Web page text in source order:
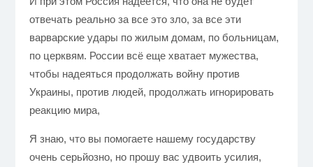
отвечать реально за все это зло, за все эти
варварские удары по жилым домам, по больницам,
по церквям. России всё еще хватает мужества,
чтобы надеяться продолжать войну против
Украины, против людей, продолжать игнорировать
реакцию мира,
Я знаю, что вы помогаете нашему государству
очень серьйозно, но прошу вас удвоить усилия,